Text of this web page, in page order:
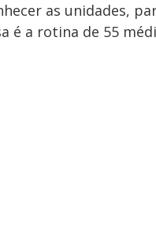
as unidades,
é a rotina de 55